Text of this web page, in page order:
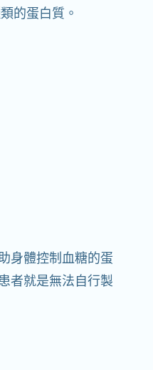
的蛋白質。
身體控制血糖的蛋
者就是無法自行製